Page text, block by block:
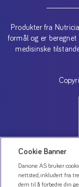
Produkter fra
formål og er
medisinske
Cookie Banner
Danone AS bruker
nettsted, inkludert fra
dem til å forbedre din